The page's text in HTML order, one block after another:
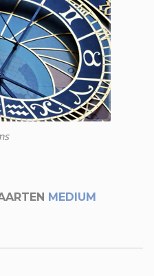
MEDIUM